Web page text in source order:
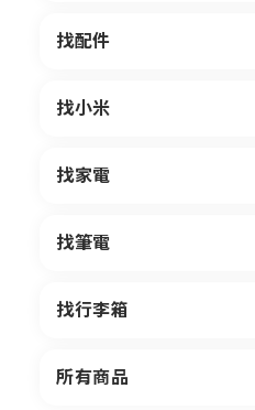
找配件
找小米
找家電
找筆電
找行李箱
所有商品